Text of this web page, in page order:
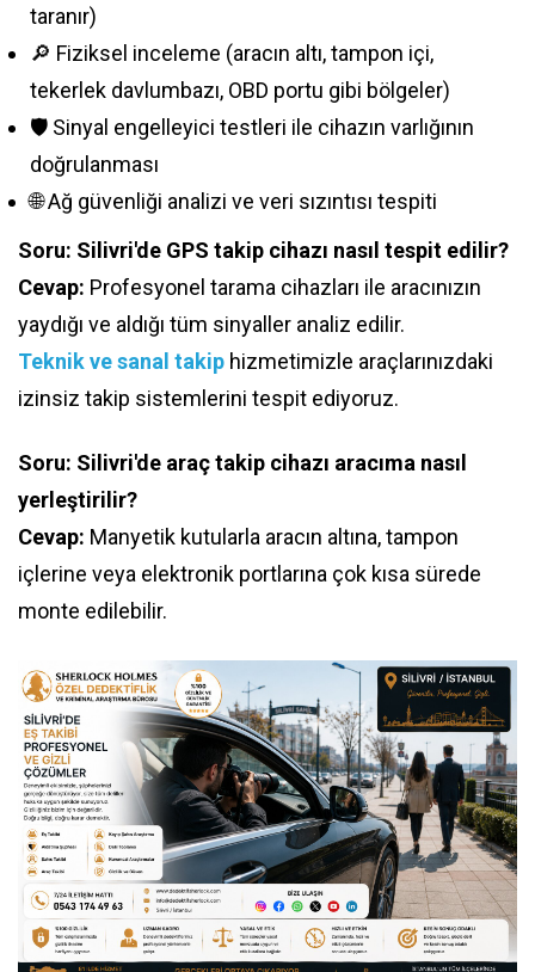
taranır)
🔎 Fiziksel inceleme (aracın altı, tampon içi,
tekerlek davlumbazı, OBD portu gibi bölgeler)
🛡️ Sinyal engelleyici testleri ile cihazın varlığının
doğrulanması
🌐 Ağ güvenliği analizi ve veri sızıntısı tespiti
Soru: Silivri'de GPS takip cihazı nasıl tespit edilir?
Cevap: Profesyonel tarama cihazları ile aracınızın
yaydığı ve aldığı tüm sinyaller analiz edilir.
Teknik ve sanal takip hizmetimizle araçlarınızdaki
izinsiz takip sistemlerini tespit ediyoruz.
Soru: Silivri'de araç takip cihazı aracıma nasıl
yerleştirilir?
Cevap: Manyetik kutularla aracın altına, tampon
içlerine veya elektronik portlarına çok kısa sürede
monte edilebilir.